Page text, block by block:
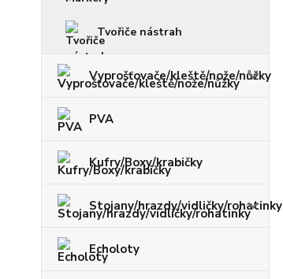
Tvořiče nástrah
Vyprošťovače/kleště/nože/nůžky
PVA
Kufry/Boxy/krabičky
Stojany/hrazdy/vidličky/rohatinky
Echoloty